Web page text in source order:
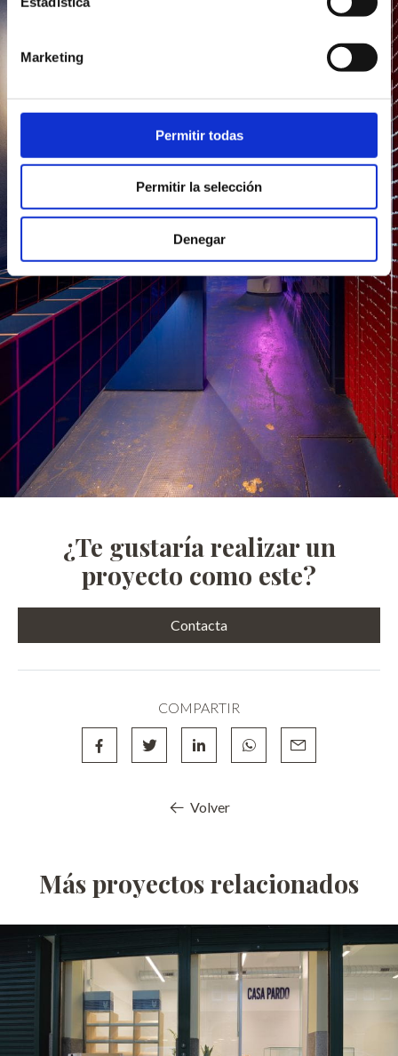
Marketing
Permitir todas
Permitir la selección
Denegar
¿Te gustaría realizar un
proyecto como este?
Contacta
Volver
COMPARTIR
Más proyectos relacionados